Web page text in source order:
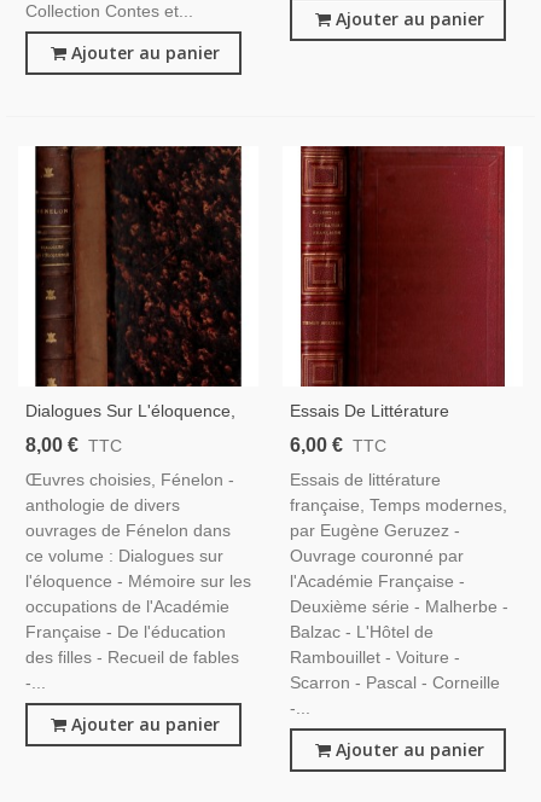
Collection Contes et...
Ajouter au panier
Ajouter au panier
Dialogues Sur L'éloquence,
De L'éducation Des Filles,
Pédagogie, Théologie,
Littérature 17e S.
8,00 € TTC
Œuvres choisies, Fénelon -
anthologie de divers
ouvrages de Fénelon dans
ce volume : Dialogues sur
l'éloquence - Mémoire sur les
occupations de l'Académie
Française - De l'éducation
des filles - Recueil de fables
-...
Ajouter au panier
Essais De Littérature
Française, Temps Modernes,
XVIIIe S., Littérature XIXe S.
6,00 € TTC
Essais de littérature
française, Temps modernes,
par Eugène Geruzez -
Ouvrage couronné par
l'Académie Française -
Deuxième série - Malherbe -
Balzac - L'Hôtel de
Rambouillet - Voiture -
Scarron - Pascal - Corneille
-...
Ajouter au panier